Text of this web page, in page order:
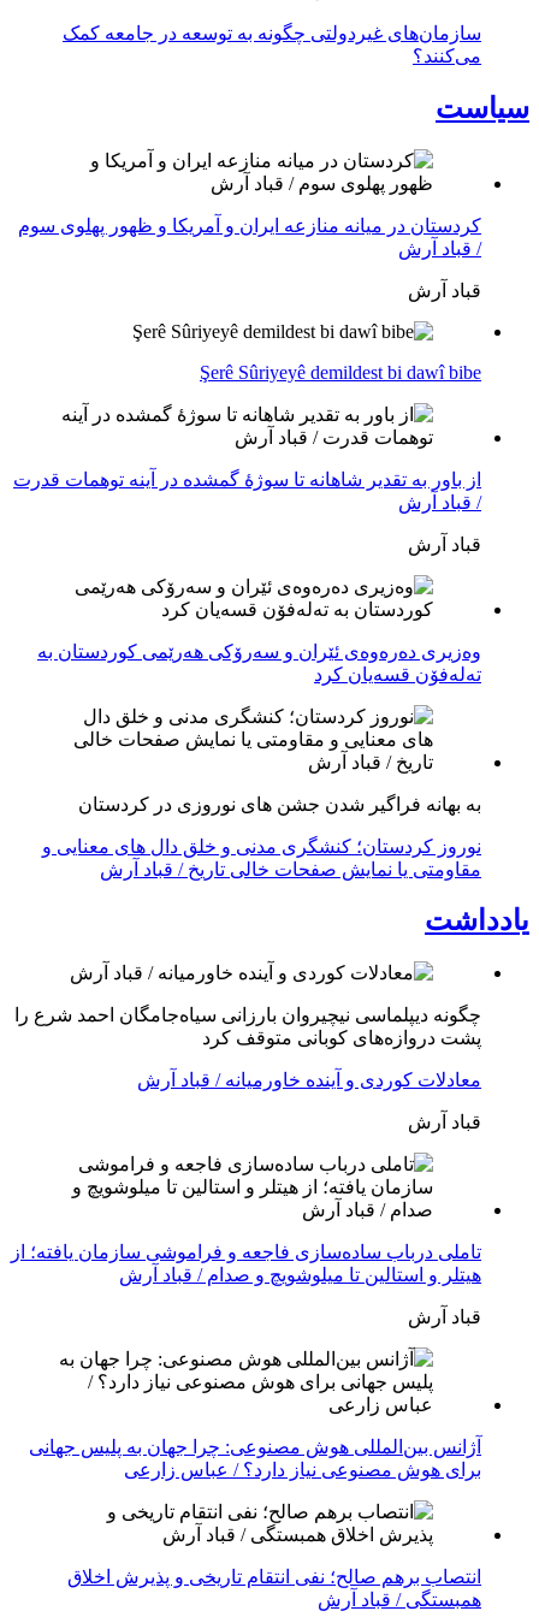
سازمان‌های غیردولتی چگونه به توسعه در جامعه کمک
می‌کنند؟
سیاست
کردستان در میانه منازعە ایران و آمریکا و ظهور پهلوی سوم
/ قباد آرش
قباد آرش
Şerê Sûriyeyê demildest bi dawî bibe
از باور بە تقدیر شاهانه تا سوژهٔ گمشده در آینه توهمات قدرت
/ قباد آرش
قباد آرش
وەزیری دەرەوەی ئێران و سەرۆکی هەرێمی کوردستان بە
تەلەفۆن قسەیان کرد
به بهانه فراگیر شدن جشن های نوروزی در کردستان
نوروز کردستان؛ کنشگری مدنی و خلق دال های معنایی و
مقاومتی یا نمایش صفحات خالی تاریخ / قباد آرش
یادداشت
چگونه دیپلماسی نیچیروان بارزانی سیاەجامگان احمد شرع را
پشت دروازەهای کوبانی متوقف کرد
معادلات کوردی و آینده خاورمیانه / قباد آرش
قباد آرش
تاملی درباب سادەسازی فاجعە و فراموشی سازمان یافتە؛ از
هیتلر و استالین تا میلوشویچ و صدام / قباد آرش
قباد آرش
آژانس بین‌المللی هوش مصنوعی: چرا جهان به پلیس جهانی
برای هوش مصنوعی نیاز دارد؟ / عباس زارعی
انتصاب برهم صالح؛ نفی انتقام تاریخی و پذیرش اخلاق
همبستگی / قباد آرش